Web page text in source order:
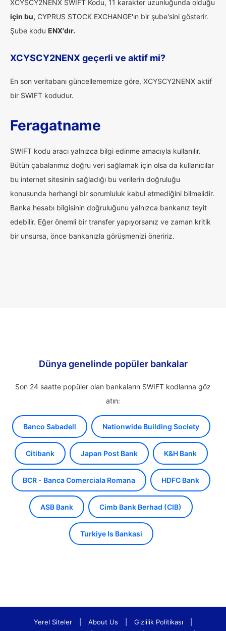
XCYSCY2NENX SWIFT Kodu, 11 karakter uzunluğunda olduğu
için bu, CYPRUS STOCK EXCHANGE'ın bir şube'sini gösterir.
Şube kodu ENX'dır.
XCYSCY2NENX geçerli ve aktif mi?
En son veritabanı güncellememize göre, XCYSCY2NENX aktif
bir SWIFT kodudur.
Feragatname
SWIFT kodu aracı yalnızca bilgi edinme amacıyla kullanılır.
Bütün çabalarımız doğru veri sağlamak için olsa da kullanıcılar
bu internet sitesinin sağladığı bu verilerin doğruluğu
konusunda herhangi bir sorumluluk kabul etmediğini bilmelidir.
Banka hesabı bilgisinin doğruluğunu yalnızca bankanız teyit
edebilir. Eğer önemli bir transfer yapıyorsanız ve zaman kritik
bir unsursa, önce bankanızla görüşmenizi öneririz.
Dünya genelinde popüler bankalar
Son 24 saatte popüler olan bankaların SWIFT kodlarına göz
atın:
Banco Sabadell Nationwide Building Society
Citibank Japan Post Bank K&H Bank
BCR - Banca Comerciala Romana HDFC Bank
ASB Bank Cimb Bank Berhad (CIB)
Turkiye Is Bankasi
Yerel Siteler About Us Gizlilik Politikası